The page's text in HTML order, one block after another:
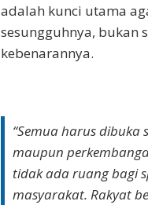
adalah kunci utama
sesungguhnya, bukan
kebenarannya.
“Semua harus
maupun
tidak ada ruang bagi
masyarakat. Rakyat